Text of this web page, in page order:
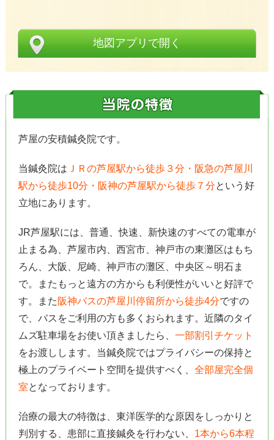
地図アプリで開く
芦屋の安積鍼灸院です。
当鍼灸院は ＪＲの芦屋駅から徒歩３分・阪急の芦屋川
駅から徒歩10分・阪神の芦屋駅から徒歩７分という好
立地にあります。
JR芦屋駅には、普通、快速、新快速のすべての電車が
止まる為、芦屋市内、西宮市、神戸市の東灘区はもち
ろん、大阪、尼崎、神戸市の灘区、中央区～明石ま
で。またもっと遠方の方からも利便性がいいと好評で
す。また 阪神バスの芦屋川停留所から徒歩4分ですの
で、バスをご利用の方も多くおられます。近隣のタイ
ムズ駐車場をお使い頂きましたら、 一部割引チケット
をお渡しします。当鍼灸院ではプライバシーの保持と
極上のプライベート空間を提供すべく、 全部屋完全個
室となっております。
治療の最大の特徴は、東洋医学的な原因をしっかりと
判別する、患部に直接鍼灸を行わない、 1本から6本程